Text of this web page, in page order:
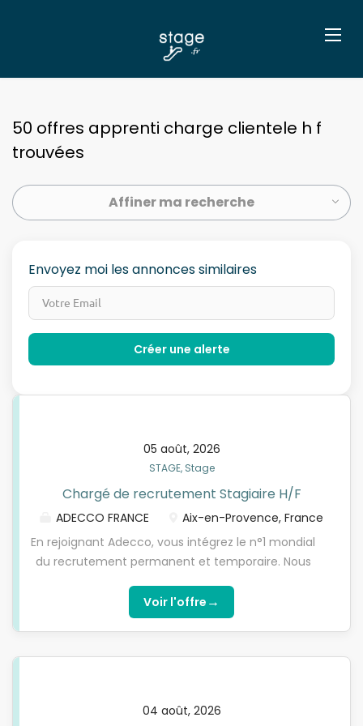
50 offres apprenti charge clientele h f
trouvées
Affiner ma recherche
Envoyez moi les annonces similaires
05 août, 2026
STAGE, Stage
Chargé de recrutement Stagiaire H/F
ADECCO FRANCE
Aix-en-Provence, France
En rejoignant Adecco, vous intégrez le n°1 mondial
du recrutement permanent et temporaire. Nous
talent et des entreprises à la recherche de
compétences. Notre ambition : permettre à
Nous nous y engageons concrètement en mettant
entreprises clientes. Votre métier aura une
Voir l'offre →
04 août, 2026